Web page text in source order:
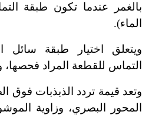
بالغمر عندما تكون طبقة
الماء).
ويتعلق اختيار طبقة
التماس للقطعة المراد فحصها،
وتعد قيمة تردد الذبذبات فوق
المحور البصري، وزاوية